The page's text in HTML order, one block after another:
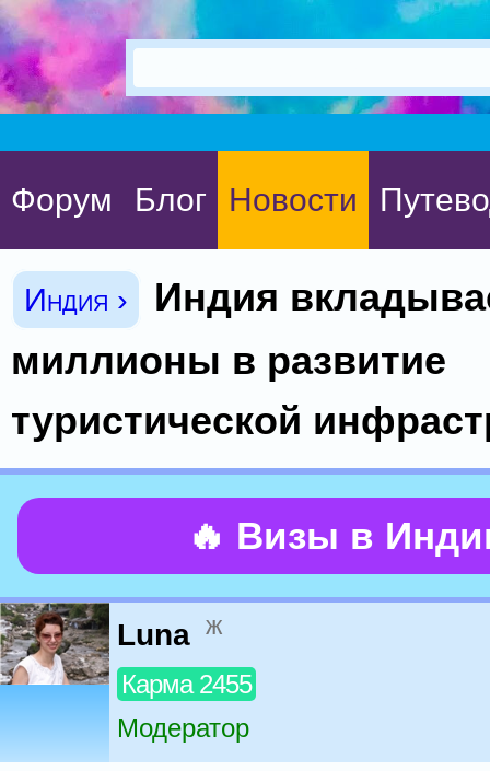
Форум Блог Новости
Индия ›
Индия
миллионы в развитие
туристической
🔥 Визы в
Luna ж
Карма 2455
Модератор